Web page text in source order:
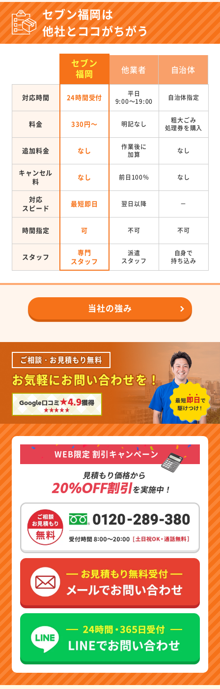
セブン福岡は
他社とココがちがう
セブン
福岡
他業者 自治体
対応時間 24時間受付
平日
9:00～19:00
自治体指定
料金 330円～ 明記なし
粗大ごみ
処理券を購入
追加料金 なし
作業後に
加算
なし
キャンセル
料
なし 前日100％ なし
対応
スピード
最短即日 翌日以降 －
時間指定 可 不可 不可
スタッフ
専門
スタッフ
派遣
スタッフ
自身で
持ち込み
当社の強み
ご相談・お見積もり無料
お気軽にお問い合わせを！
Google口コミ★4.9獲得
WEB限定 割引キャンペーン
見積もり価格から
20%OFF割引を実施中！